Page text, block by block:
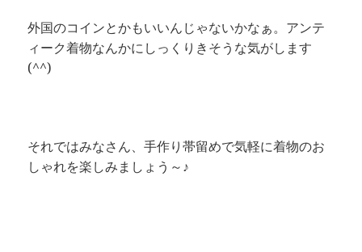
外国のコインとかもいいんじゃないかなぁ。アンテ
ィーク着物なんかにしっくりきそうな気がします
(^^)
それではみなさん、手作り帯留めで気軽に着物のお
しゃれを楽しみましょう～♪